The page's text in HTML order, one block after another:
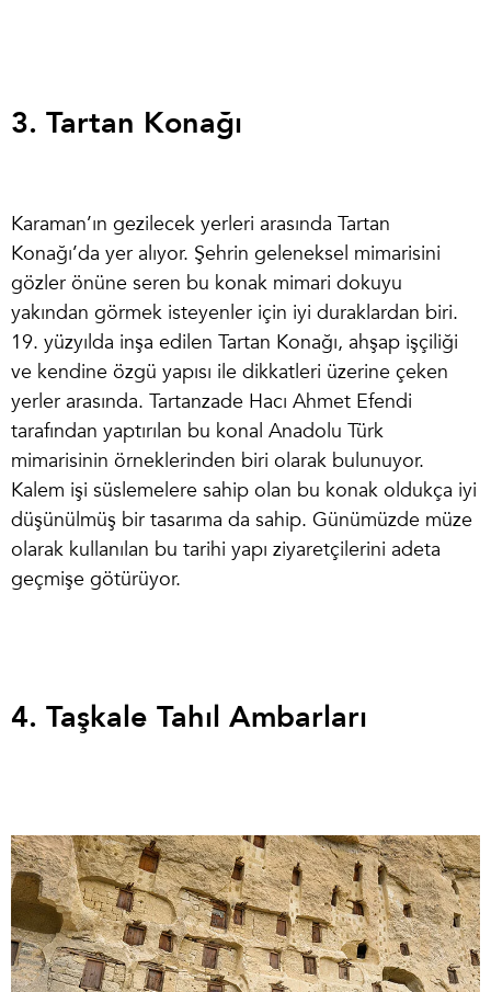
3. Tartan Konağı
Karaman’ın gezilecek yerleri arasında Tartan
Konağı’da yer alıyor. Şehrin geleneksel mimarisini
gözler önüne seren bu konak mimari dokuyu
yakından görmek isteyenler için iyi duraklardan biri.
19. yüzyılda inşa edilen Tartan Konağı, ahşap işçiliği
ve kendine özgü yapısı ile dikkatleri üzerine çeken
yerler arasında. Tartanzade Hacı Ahmet Efendi
tarafından yaptırılan bu konal Anadolu Türk
mimarisinin örneklerinden biri olarak bulunuyor.
Kalem işi süslemelere sahip olan bu konak oldukça iyi
düşünülmüş bir tasarıma da sahip. Günümüzde müze
olarak kullanılan bu tarihi yapı ziyaretçilerini adeta
geçmişe götürüyor.
4. Taşkale Tahıl Ambarları